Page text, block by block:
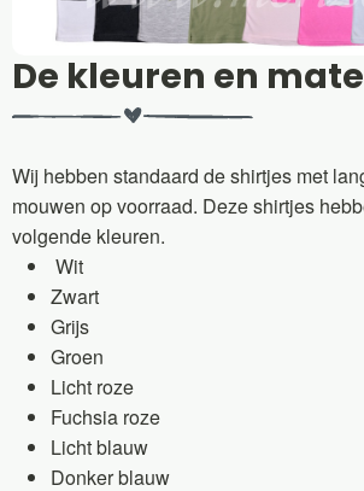
De kleuren en
Wij hebben standaard de shirtjes met
mouwen op voorraad. Deze shirtjes
volgende kleuren.
Wit
Zwart
Grijs
Groen
Licht roze
Fuchsia roze
Licht blauw
Donker blauw